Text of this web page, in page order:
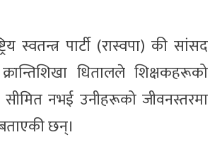
स्वतन्त्र पार्टी (रास्वपा) की सांसद
धितालले शिक्षकहरूको
नभई उनीहरूको जीवनस्तरमा
छन्।